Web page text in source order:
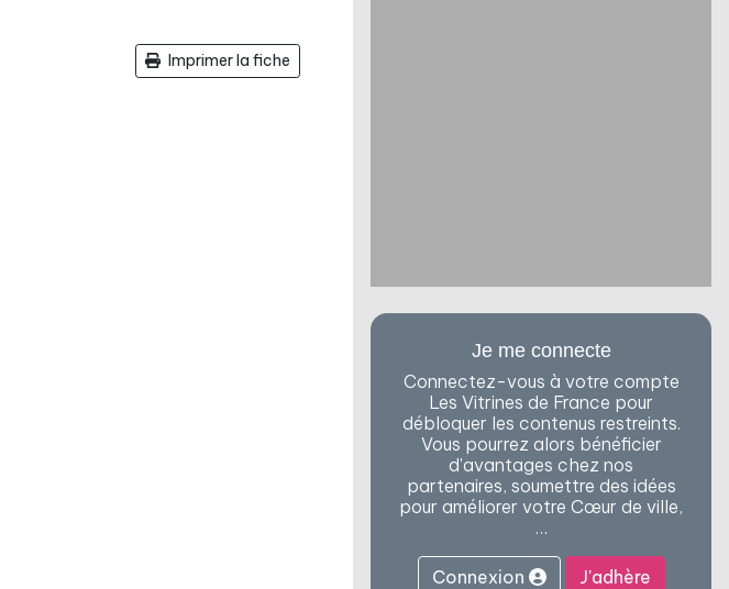
Imprimer la fiche
Je me connecte
Connectez-vous à votre compte
Les Vitrines de France pour
débloquer les contenus restreints.
Vous pourrez alors bénéficier
d'avantages chez nos
partenaires, soumettre des idées
pour améliorer votre Cœur de ville,
…
Connexion J'adhère